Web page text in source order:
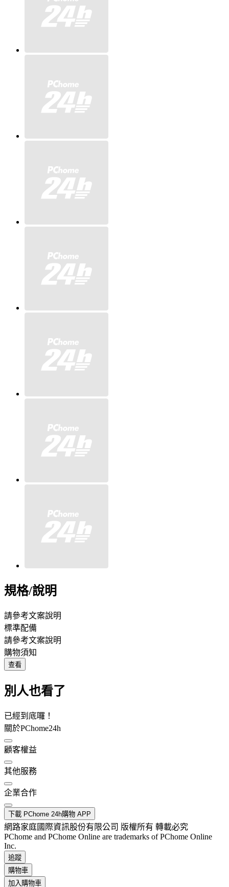
規格/說明
請參考文案說明
標準配備
請參考文案說明
購物須知
查看
別人也看了
已經到底囉！
關於PChome24h
顧客權益
其他服務
企業合作
下載 PChome 24h購物 APP
網路家庭國際資訊股份有限公司 版權所有 轉載必究
PChome and PChome Online are trademarks of PChome Online
Inc.
追蹤
購物車
加入購物車